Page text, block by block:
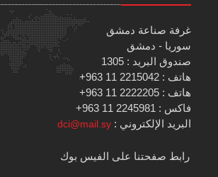
غرفة صناعة دمشق
سوريا - دمشق
صندوق البريد : 1305
هاتف : 2215042 11 963+
هاتف : 2222205 11 963+
فاكس : 2245981 11 963+
البريد الإلكتروني :dci@mail.sy
رابط صفحتنا على الفيس بوك